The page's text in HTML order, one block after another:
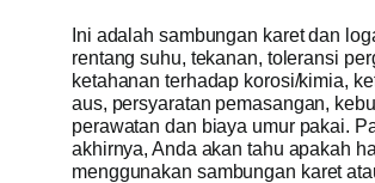
Ini adalah sambungan karet dan
rentang suhu, tekanan, toleransi
ketahanan terhadap korosi/kimia,
aus, persyaratan pemasangan,
perawatan dan biaya umur pakai.
akhirnya, Anda akan tahu apakah
menggunakan sambungan karet